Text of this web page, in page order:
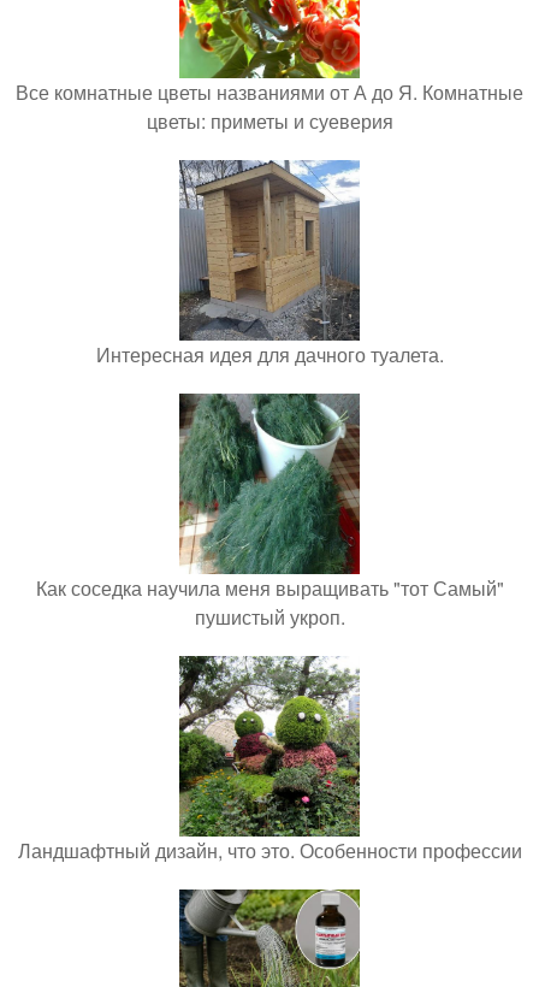
Все комнатные цветы названиями от А до Я. Комнатные
цветы: приметы и суеверия
Интересная идея для дачного туалета.
Как соседка научила меня выращивать "тот Самый"
пушистый укроп.
Ландшафтный дизайн, что это. Особенности профессии